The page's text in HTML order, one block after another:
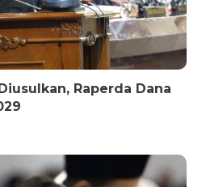
Diusulkan, Raperda Dana